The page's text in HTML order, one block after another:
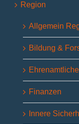
Region
Allgemein
Bildung &
Finanzen
Innere